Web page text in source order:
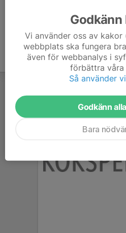
Godkänn
Vi använder oss av
webbplats ska fungera
även för webbanalys i
förbättra våra
Så använder
Godkänn
Bara